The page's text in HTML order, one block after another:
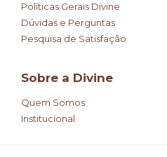
Políticas Gerais Divine
Dúvidas e Perguntas
Pesquisa de Satisfação
Sobre a Divine
Quem Somos
Institucional